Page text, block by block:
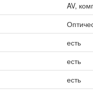
AV,
есть
есть
есть